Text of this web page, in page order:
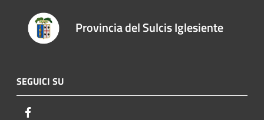
Provincia del Sulcis Iglesiente
SEGUICI SU